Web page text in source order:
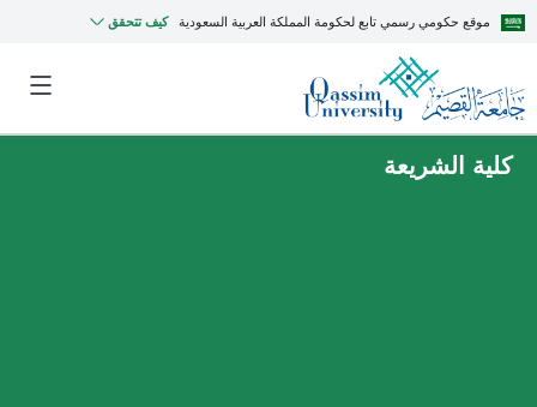
موقع حكومي رسمي تابع لحكومة المملكة العربية السعودية كيف تتحقق
كلية الشريعة